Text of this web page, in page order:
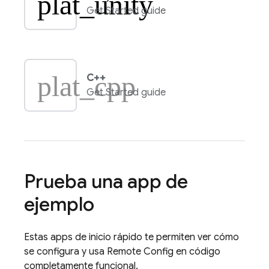
Get Started guide
plat_cpp
C++
Get Started guide
Prueba una app de
ejemplo
Estas apps de inicio rápido te permiten ver cómo
se configura y usa Remote Config en código
completamente funcional.